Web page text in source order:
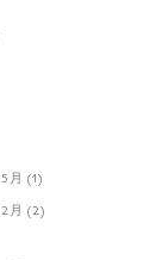
5月 (1)
2月 (2)